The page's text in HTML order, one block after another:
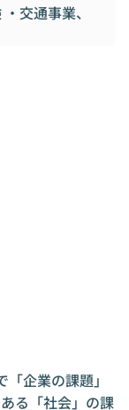
交通事業、
企業の課題」
る「社会」の課